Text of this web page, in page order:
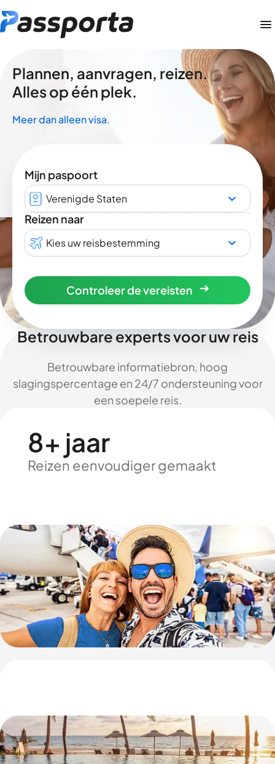
Plannen, aanvragen, reizen.
Alles op één plek.
Meer dan alleen visa.
Mijn paspoort
Verenigde Staten
Reizen naar
Kies uw reisbestemming
Controleer de vereisten
Betrouwbare experts voor uw reis
Betrouwbare informatiebron, hoog
slagingspercentage en 24/7 ondersteuning voor
een soepele reis.
8+ jaar
Reizen eenvoudiger gemaakt